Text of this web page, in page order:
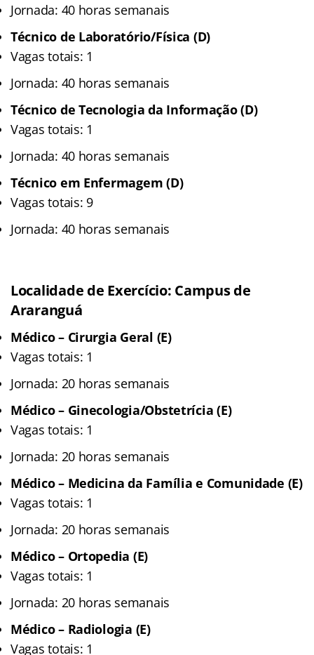
Jornada: 40 horas semanais
Técnico de Laboratório/Física (D)
Vagas totais: 1
Jornada: 40 horas semanais
Técnico de Tecnologia da Informação (D)
Vagas totais: 1
Jornada: 40 horas semanais
Técnico em Enfermagem (D)
Vagas totais: 9
Jornada: 40 horas semanais
Localidade de Exercício: Campus de
Araranguá
Médico – Cirurgia Geral (E)
Vagas totais: 1
Jornada: 20 horas semanais
Médico – Ginecologia/Obstetrícia (E)
Vagas totais: 1
Jornada: 20 horas semanais
Médico – Medicina da Família e Comunidade (E)
Vagas totais: 1
Jornada: 20 horas semanais
Médico – Ortopedia (E)
Vagas totais: 1
Jornada: 20 horas semanais
Médico – Radiologia (E)
Vagas totais: 1